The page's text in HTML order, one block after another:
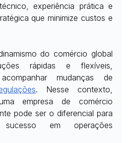
experiência prática e
que minimize custos e
do comércio global
rápidas e flexíveis,
mudanças de
. Nesse contexto,
empresa de comércio
pode ser o diferencial para
em operações